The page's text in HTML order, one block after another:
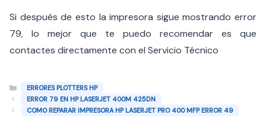
Si después de esto la impresora sigue mostrando error
79, lo mejor que te puedo recomendar es que
contactes directamente con el Servicio Técnico
Categorías
ERRORES PLOTTERS HP
ERROR 79 EN HP LASERJET 400M 425DN
COMO REPARAR IMPRESORA HP LASERJET PRO 400 MFP ERROR 49